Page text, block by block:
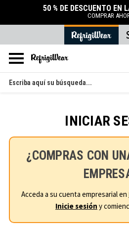
Ir al
50 % DE DESCUENTO EN
COMPRAR
Buscar
en
INICIAR
¿COMPRAS CON
Acceda a su cuenta empresarial en
Inicie sesión y